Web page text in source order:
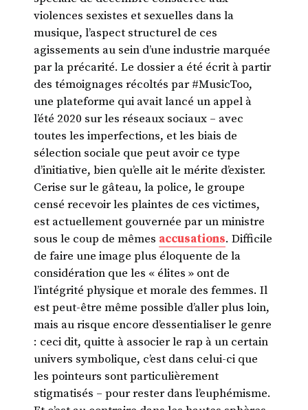
violences sexistes et sexuelles dans la
musique, l’aspect structurel de ces
agissements au sein d’une industrie marquée
par la précarité. Le dossier a été écrit à partir
des témoignages récoltés par #MusicToo,
une plateforme qui avait lancé un appel à
l’été 2020 sur les réseaux sociaux – avec
toutes les imperfections, et les biais de
sélection sociale que peut avoir ce type
d’initiative, bien qu’elle ait le mérite d’exister.
Cerise sur le gâteau, la police, le groupe
censé recevoir les plaintes de ces victimes,
est actuellement gouvernée par un ministre
sous le coup de mêmes accusations. Difficile
de faire une image plus éloquente de la
considération que les « élites » ont de
l’intégrité physique et morale des femmes. Il
est peut-être même possible d’aller plus loin,
mais au risque encore d’essentialiser le genre
: ceci dit, quitte à associer le rap à un certain
univers symbolique, c’est dans celui-ci que
les pointeurs sont particulièrement
stigmatisés – pour rester dans l’euphémisme.